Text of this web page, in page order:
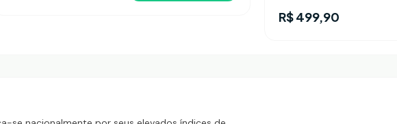
R$ 499,90